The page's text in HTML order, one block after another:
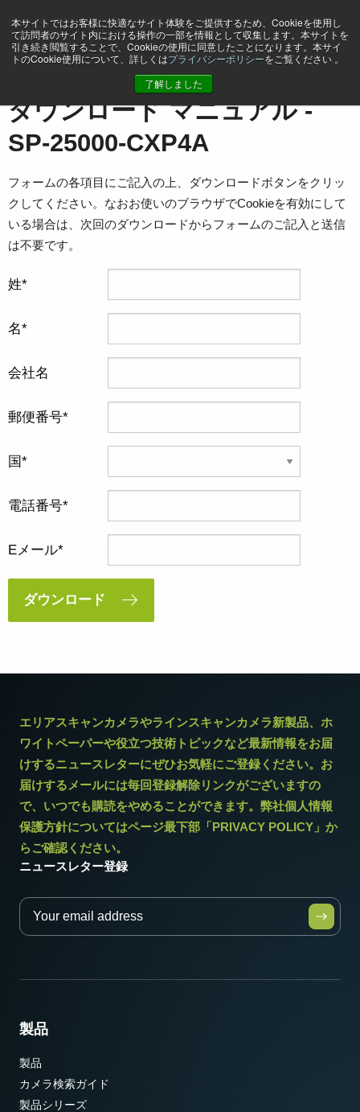
本サイトではお客様に快適なサイト体験をご提供するため、Cookieを使用し
て訪問者のサイト内における操作の一部を情報として収集します。本サイトを
引き続き閲覧することで、Cookieの使用に同意したことになります。本サイ
トのCookie使用について、詳しくはプライバシーポリシーをご覧ください 。
了解しました
マニュアル - SP-25000-CXP4A
ダウンロード マニュアル -
SP-25000-CXP4A
フォームの各項目にご記入の上、ダウンロードボタンをクリッ
クしてください。なおお使いのブラウザでCookieを有効にして
いる場合は、次回のダウンロードからフォームのご記入と送信
は不要です。
姓
名
会社名
郵便番号
国
電話番号
Eメール
ダウンロード
エリアスキャンカメラやラインスキャンカメラ新製品、ホ
ワイトペーパーや役立つ技術トピックなど最新情報をお届
けするニュースレターにぜひお気軽にご登録ください。お
届けするメールには毎回登録解除リンクがございますの
で、いつでも購読をやめることができます。弊社個人情報
保護方針についてはページ最下部「PRIVACY POLICY」か
らご確認ください。
ニュースレター登録
製品
製品
カメラ検索ガイド
製品シリーズ